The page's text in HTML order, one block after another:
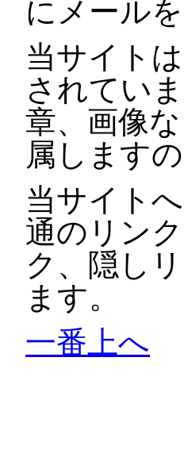
にメール
当サイト
されてい
章、画像
属します
当サイト
通のリン
ク、隠し
ます。
一番上へ